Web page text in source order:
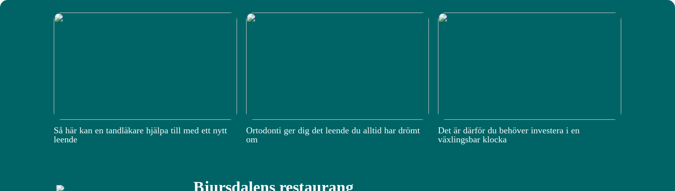
Så här kan en tandläkare hjälpa till med ett nytt
leende
Ortodonti ger dig det leende du alltid har drömt
om
Det är därför du behöver investera i en
växlingsbar klocka
Bjursdalens restaurang